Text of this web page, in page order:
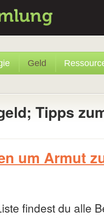
Geld
Tipps
um Armut
findest du alle